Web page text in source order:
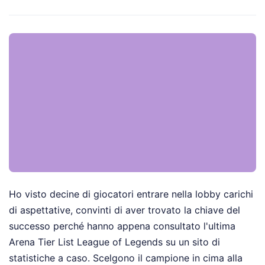
Ho visto decine di giocatori entrare nella lobby carichi
di aspettative, convinti di aver trovato la chiave del
successo perché hanno appena consultato l'ultima
Arena Tier List League of Legends su un sito di
statistiche a caso. Scelgono il campione in cima alla